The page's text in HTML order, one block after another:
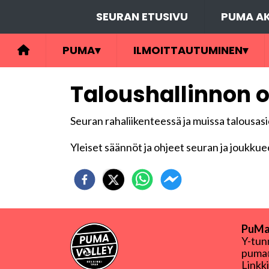
SEURAN ETUSIVU PUMA
PUMA▾ ILMOITTAUTUMINEN▾
Taloushallinnon
Seuran rahaliikenteessä ja muissa
Yleiset säännöt ja ohjeet seuran ja
Y-